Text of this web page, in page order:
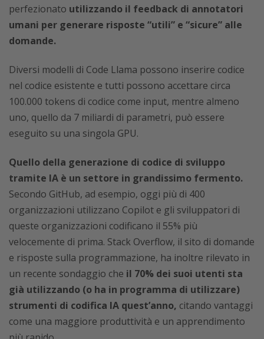
perfezionato utilizzando il feedback di annotatori
umani per generare risposte “utili” e “sicure” alle
domande.
Diversi modelli di Code Llama possono inserire codice
nel codice esistente e tutti possono accettare circa
100.000 tokens di codice come input, mentre almeno
uno, quello da 7 miliardi di parametri, può essere
eseguito su una singola GPU.
Quello della generazione di codice di sviluppo
tramite IA è un settore in grandissimo fermento.
Secondo GitHub, ad esempio, oggi più di 400
organizzazioni utilizzano Copilot e gli sviluppatori di
queste organizzazioni codificano il 55% più
velocemente di prima. Stack Overflow, il sito di domande
e risposte sulla programmazione, ha inoltre rilevato in
un recente sondaggio che il 70% dei suoi utenti sta
già utilizzando (o ha in programma di utilizzare)
strumenti di codifica IA quest’anno, citando vantaggi
come una maggiore produttività e un apprendimento